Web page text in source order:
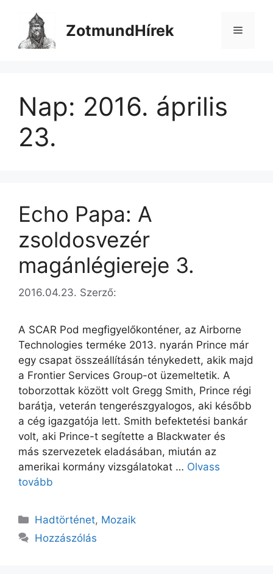
tartalomba
ZotmundHírek Menü
Nap: 2016. április
23.
Echo Papa: A
zsoldosvezér
magánlégiereje 3.
2016.04.23. Szerző:
A SCAR Pod megfigyelőkonténer, az Airborne
Technologies terméke 2013. nyarán Prince már
egy csapat összeállításán ténykedett, akik majd
a Frontier Services Group-ot üzemeltetik. A
toborzottak között volt Gregg Smith, Prince régi
barátja, veterán tengerészgyalogos, aki később
a cég igazgatója lett. Smith befektetési bankár
volt, aki Prince-t segítette a Blackwater és
más szervezetek eladásában, miután az
amerikai kormány vizsgálatokat … Olvass
tovább
Kategória
Hadtörténet, Mozaik
Hozzászólás